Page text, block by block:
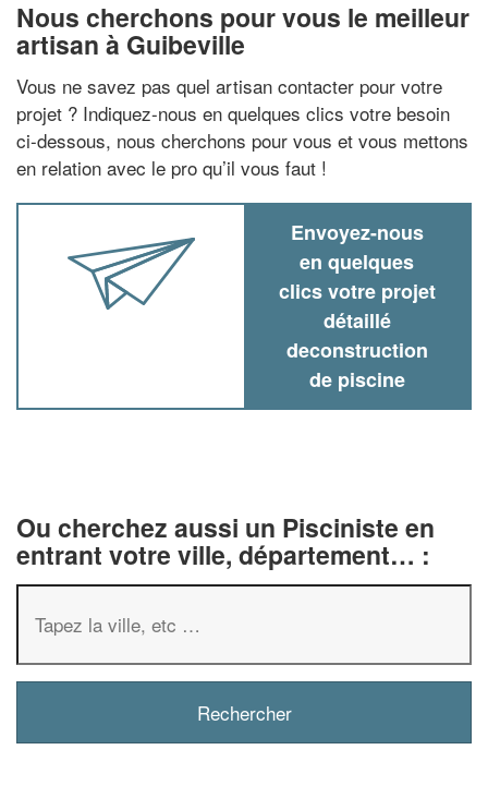
Nous cherchons pour vous le meilleur
artisan à Guibeville
Vous ne savez pas quel artisan contacter pour votre
projet ? Indiquez-nous en quelques clics votre besoin
ci-dessous, nous cherchons pour vous et vous mettons
en relation avec le pro qu’il vous faut !
Envoyez-nous
en quelques
clics votre projet
détaillé
deconstruction
de piscine
Ou cherchez aussi un Pisciniste en
entrant votre ville, département… :
Vous êtes un